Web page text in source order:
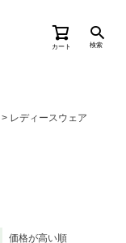
カート 検索
レディースウェア
価格が高い順